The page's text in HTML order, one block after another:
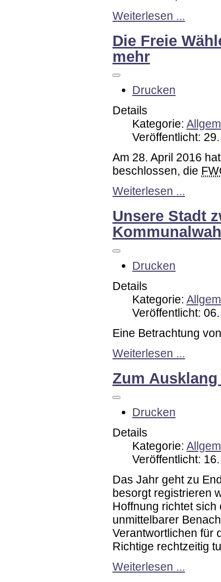
Weiterlesen ...
Die Freie
mehr
Drucken
Details
Kategorie:
Veröffentlicht:
Am 28. April 2016
beschlossen, die
Weiterlesen ...
Unsere Stadt
Drucken
Details
Kategorie:
Veröffentlicht:
Eine Betrachtung
Weiterlesen ...
Zum
Drucken
Details
Kategorie:
Veröffentlicht:
Das Jahr geht zu
besorgt registrieren
Hoffnung richtet
unmittelbarer
Verantwortlichen für
Richtige rechtzeitig
Weiterlesen ...